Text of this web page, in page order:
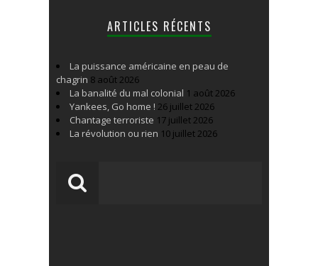
ARTICLES RÉCENTS
La puissance américaine en peau de
chagrin 8 août 2026
La banalité du mal colonial 1 août 2026
Yankees, Go home ! 26 juillet 2026
Chantage terroriste 17 juillet 2026
La révolution ou rien 10 juillet 2026